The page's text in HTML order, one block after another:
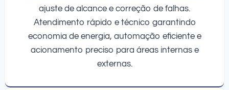
ajuste de alcance e correção de falhas.
Atendimento rápido e técnico garantindo
economia de energia, automação eficiente e
acionamento preciso para áreas internas e
externas.